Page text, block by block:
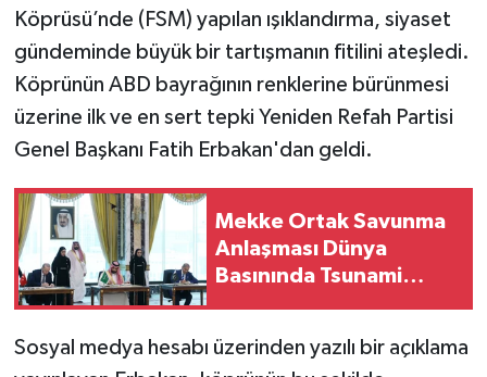
Köprüsü’nde (FSM) yapılan ışıklandırma, siyaset
gündeminde büyük bir tartışmanın fitilini ateşledi.
Köprünün ABD bayrağının renklerine bürünmesi
üzerine ilk ve en sert tepki Yeniden Refah Partisi
Genel Başkanı Fatih Erbakan'dan geldi.
Mekke Ortak Savunma
Anlaşması Dünya
Basınında Tsunami
Sosyal medya hesabı üzerinden yazılı bir açıklama